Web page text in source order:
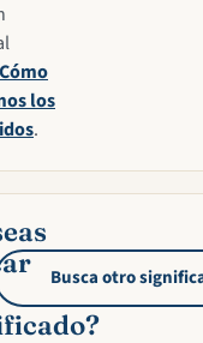
Cómo
los
.
Busca otro